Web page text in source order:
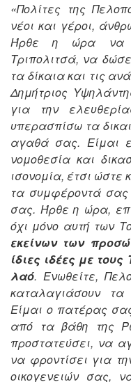
«Πολίτες της
νέοι και γέροι,
Ήρθε η ώρα να
Τριπολιτσά, να
τα δίκαια και τις
Δημήτριος
για την
υπερασπίσω τα
αγαθά σας. Είμαι
νομοθεσία και
ισονομία, έτσι ώστε
τα συμφέροντά σας
σας. Ήρθε η ώρα,
όχι μόνο αυτή των
εκείνων των
ίδιες ιδέες με
λαό. Ενωθείτε,
καταλαγιάσουν
Είμαι ο πατέρας
από τα βάθη της
προστατεύσει, να
να φροντίσει για
οικογενειών σας,